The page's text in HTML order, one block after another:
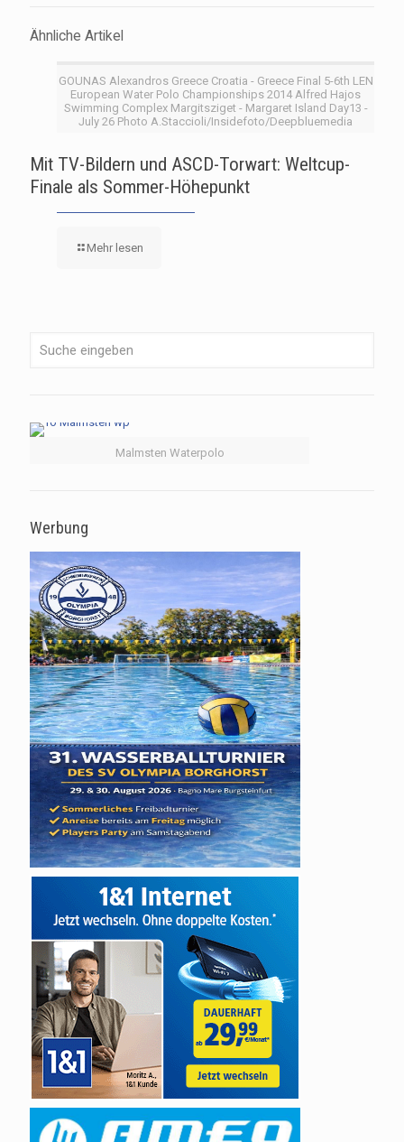
Ähnliche Artikel
GOUNAS Alexandros Greece Croatia - Greece Final 5-6th LEN
European Water Polo Championships 2014 Alfred Hajos
Swimming Complex Margitsziget - Margaret Island Day13 -
July 26 Photo A.Staccioli/Insidefoto/Deepbluemedia
Mit TV-Bildern und ASCD-Torwart: Weltcup-
Finale als Sommer-Höhepunkt
Mehr lesen
Malmsten Waterpolo
Werbung